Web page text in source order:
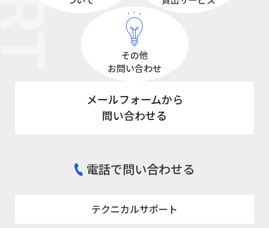
その他
お問い合わせ
メールフォームから
問い合わせる
電話で問い合わせる
テクニカルサポート